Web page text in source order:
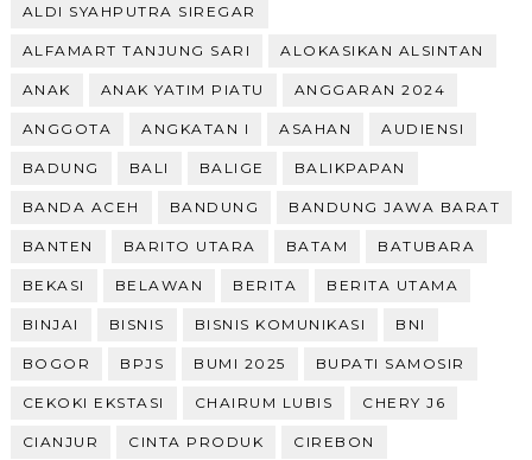
ALDI SYAHPUTRA SIREGAR
ALFAMART TANJUNG SARI ALOKASIKAN ALSINTAN
ANAK ANAK YATIM PIATU ANGGARAN 2024
ANGGOTA ANGKATAN I ASAHAN AUDIENSI
BADUNG BALI BALIGE BALIKPAPAN
BANDA ACEH BANDUNG BANDUNG JAWA BARAT
BANTEN BARITO UTARA BATAM BATUBARA
BEKASI BELAWAN BERITA BERITA UTAMA
BINJAI BISNIS BISNIS KOMUNIKASI BNI
BOGOR BPJS BUMI 2025 BUPATI SAMOSIR
CEKOKI EKSTASI CHAIRUM LUBIS CHERY J6
CIANJUR CINTA PRODUK CIREBON